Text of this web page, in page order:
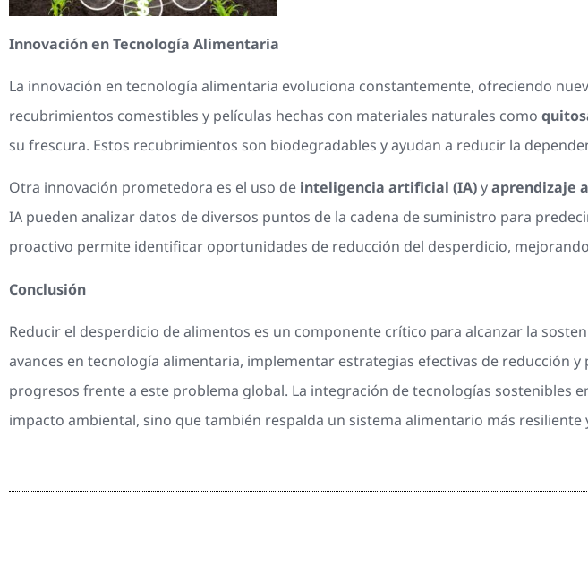
Innovación en Tecnología Alimentaria
La innovación en tecnología alimentaria evoluciona constantemente, ofreciendo
recubrimientos comestibles y películas hechas con materiales naturales como
su frescura. Estos recubrimientos son biodegradables y ayudan a reducir la
Otra innovación prometedora es el uso de inteligencia artificial (IA)yaprendizaje
IA pueden analizar datos de diversos puntos de la cadena de suministro para
proactivo permite identificar oportunidades de reducción del desperdicio,
Conclusión
Reducir el desperdicio de alimentos es un componente crítico para alcanzar la
avances en tecnología alimentaria, implementar estrategias efectivas de reducción
progresos frente a este problema global. La integración de tecnologías sostenibles
impacto ambiental, sino que también respalda un sistema alimentario más resiliente